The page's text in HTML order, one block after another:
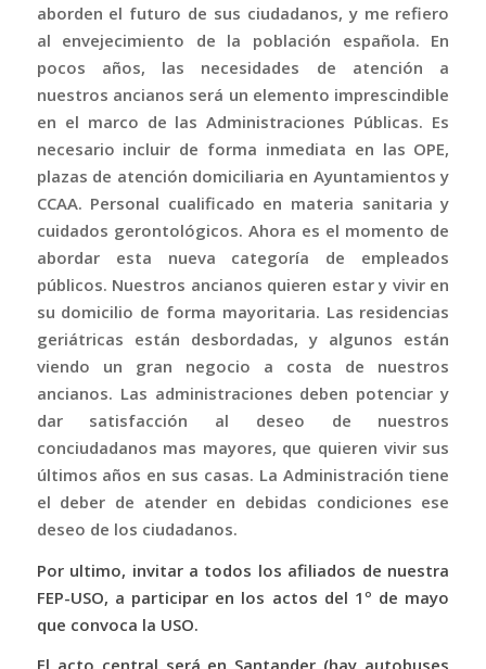
aborden el futuro de sus ciudadanos, y me refiero
al envejecimiento de la población española. En
pocos años, las necesidades de atención a
nuestros ancianos será un elemento imprescindible
en el marco de las Administraciones Públicas. Es
necesario incluir de forma inmediata en las OPE,
plazas de atención domiciliaria en Ayuntamientos y
CCAA. Personal cualificado en materia sanitaria y
cuidados gerontológicos. Ahora es el momento de
abordar esta nueva categoría de empleados
públicos. Nuestros ancianos quieren estar y vivir en
su domicilio de forma mayoritaria. Las residencias
geriátricas están desbordadas, y algunos están
viendo un gran negocio a costa de nuestros
ancianos. Las administraciones deben potenciar y
dar satisfacción al deseo de nuestros
conciudadanos mas mayores, que quieren vivir sus
últimos años en sus casas. La Administración tiene
el deber de atender en debidas condiciones ese
deseo de los ciudadanos.
Por ultimo, invitar a todos los afiliados de nuestra
FEP-USO, a participar en los actos del 1º de mayo
que convoca la USO.